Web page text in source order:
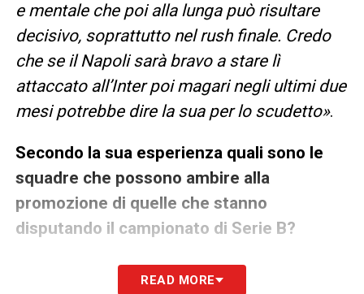
e mentale che poi alla lunga può risultare
decisivo, soprattutto nel rush finale. Credo
che se il Napoli sarà bravo a stare lì
attaccato all’Inter poi magari negli ultimi due
mesi potrebbe dire la sua per lo scudetto».
Secondo la sua esperienza quali sono le
squadre che possono ambire alla
promozione di quelle che stanno
disputando il campionato di Serie B?
«C’è ancora una classifica che cambierà nel
READ MORE